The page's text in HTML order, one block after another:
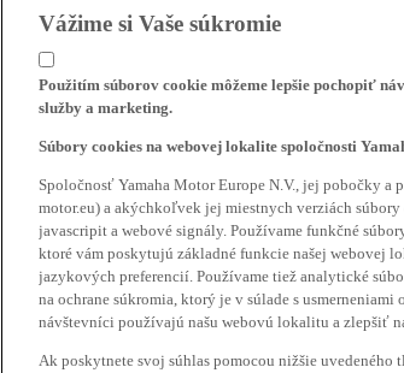
Vážime si Vaše súkromie
Použitím súborov cookie môžeme lepšie pochopiť
služby a marketing.
Súbory cookies na webovej lokalite spoločnosti
Spoločnosť Yamaha Motor Europe N.V., jej pobočky
motor.eu) a akýchkoľvek jej miestnych verziách
javascripit a webové signály. Používame funkčné
ktoré vám poskytujú základné funkcie našej webovej
jazykových preferencií. Používame tiež analytické
na ochrane súkromia, ktorý je v súlade s
návštevníci používajú našu webovú lokalitu a zlepšiť
Ak poskytnete svoj súhlas pomocou nižšie